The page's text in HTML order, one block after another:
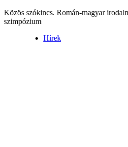
Közös szókincs. Román-magyar
szimpózium
Hírek